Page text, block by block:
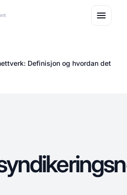
Definisjon og hvordan det